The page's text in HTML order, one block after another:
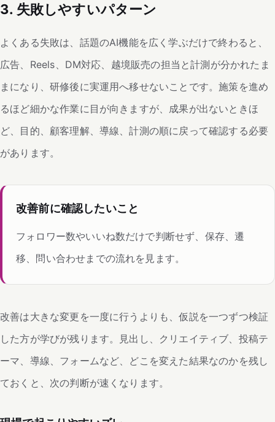
3. 失敗しやすいパターン
よくある失敗は、話題のAI機能を広く学ぶだけで終わると、
広告、Reels、DM対応、越境販売の担当と計測が分かれたま
まになり、研修後に実運用へ移せないことです。施策を進め
るほど細かな作業に目が向きますが、成果が出ないときほ
ど、目的、顧客理解、導線、計測の順に戻って確認する必要
があります。
改善前に確認したいこと
フォロワー数やいいね数だけで判断せず、保存、遷
移、問い合わせまでの流れを見ます。
改善は大きな変更を一度に行うよりも、仮説を一つずつ検証
した方が学びが残ります。見出し、クリエイティブ、投稿テ
ーマ、導線、フォームなど、どこを変えた結果なのかを残し
ておくと、次の判断が速くなります。